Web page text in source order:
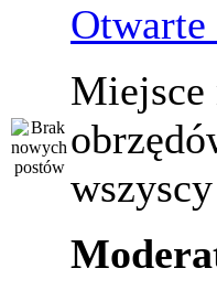
Otwarte
Miejsce